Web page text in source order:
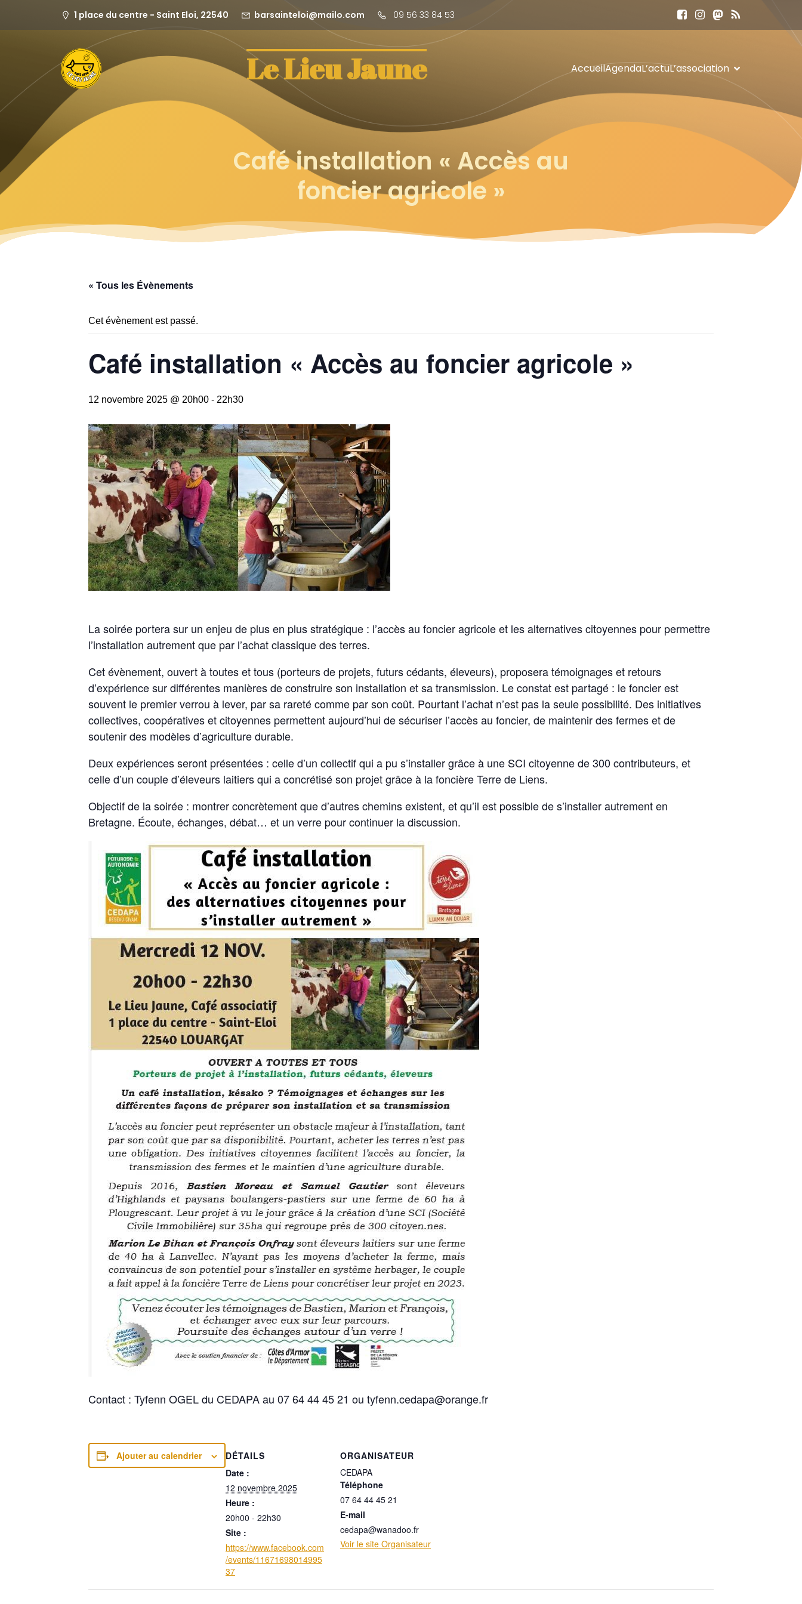
1 place du centre - Saint Eloi, 22540 barsainteloi@mailo.com 09 56 33 84 53
Le Lieu Jaune AccueilAgendaL’actuL’association
Café installation « Accès au
foncier agricole »
« Tous les Évènements
Cet évènement est passé.
Café installation « Accès au foncier agricole »
12 novembre 2025 @ 20h00 - 22h30
La soirée portera sur un enjeu de plus en plus stratégique : l’accès au foncier agricole et les alternatives citoyennes pour permettre
l’installation autrement que par l’achat classique des terres.
Cet évènement, ouvert à toutes et tous (porteurs de projets, futurs cédants, éleveurs), proposera témoignages et retours
d’expérience sur différentes manières de construire son installation et sa transmission. Le constat est partagé : le foncier est
souvent le premier verrou à lever, par sa rareté comme par son coût. Pourtant l’achat n’est pas la seule possibilité. Des initiatives
collectives, coopératives et citoyennes permettent aujourd’hui de sécuriser l’accès au foncier, de maintenir des fermes et de
soutenir des modèles d’agriculture durable.
Deux expériences seront présentées : celle d’un collectif qui a pu s’installer grâce à une SCI citoyenne de 300 contributeurs, et
celle d’un couple d’éleveurs laitiers qui a concrétisé son projet grâce à la foncière Terre de Liens.
Objectif de la soirée : montrer concrètement que d’autres chemins existent, et qu’il est possible de s’installer autrement en
Bretagne. Écoute, échanges, débat… et un verre pour continuer la discussion.
Contact : Tyfenn OGEL du CEDAPA au 07 64 44 45 21 ou tyfenn.cedapa@orange.fr
Ajouter au calendrier
DÉTAILS
Date :
12 novembre 2025
Heure :
20h00 - 22h30
Site :
https://www.facebook.com
/events/11671698014995
37
ORGANISATEUR
CEDAPA
Téléphone
07 64 44 45 21
E-mail
cedapa@wanadoo.fr
Voir le site Organisateur